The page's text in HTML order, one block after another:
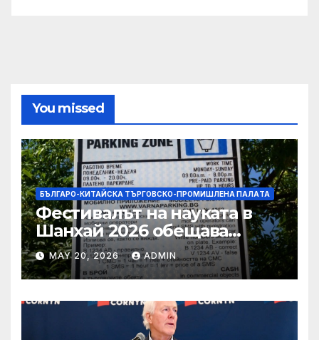
You missed
БЪЛГАРО-КИТАЙСКА ТЪРГОВСКО-ПРОМИШЛЕНА ПАЛAТА
Фестивалът на науката в
Шанхай 2026 обещава
вълнуващи научно-
технологични иновации
MAY 20, 2026 ADMIN